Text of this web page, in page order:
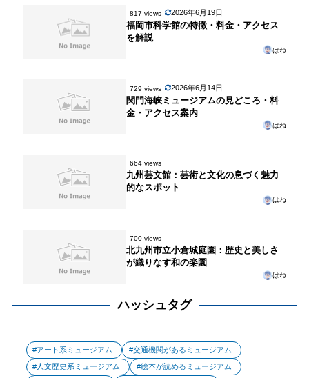
817 views 2026年6月19日
福岡市科学館の特徴・料金・アクセス
を解説
はね
729 views 2026年6月14日
関門海峡ミュージアムの見どころ・料
金・アクセス案内
はね
664 views
九州芸文館：芸術と文化の息づく魅力
的なスポット
はね
700 views
北九州市立小倉城庭園：歴史と美しさ
が織りなす和の楽園
はね
ハッシュタグ
アート系ミュージアム 交通機関があるミュージアム
人文歴史系ミュージアム 絵本が読めるミュージアム